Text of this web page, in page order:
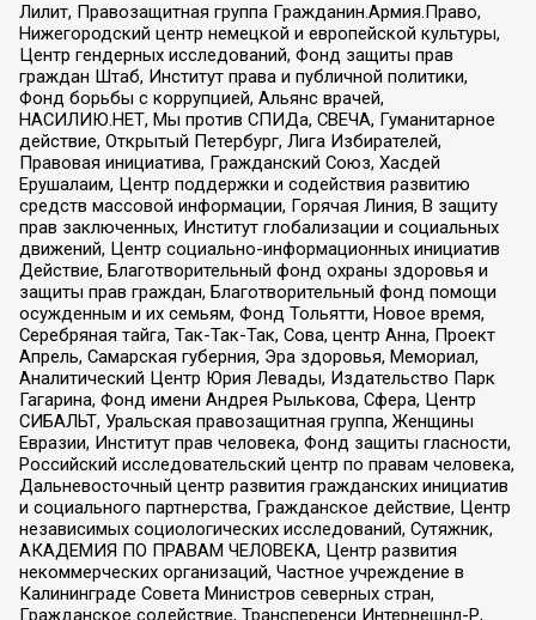
Лилит, Правозащитная группа Гражданин.Армия.Право,
Нижегородский центр немецкой и европейской культуры,
Центр гендерных исследований, Фонд защиты прав
граждан Штаб, Институт права и публичной политики,
Фонд борьбы с коррупцией, Альянс врачей,
НАСИЛИЮ.НЕТ, Мы против СПИДа, СВЕЧА, Гуманитарное
действие, Открытый Петербург, Лига Избирателей,
Правовая инициатива, Гражданский Союз, Хасдей
Ерушалаим, Центр поддержки и содействия развитию
средств массовой информации, Горячая Линия, В защиту
прав заключенных, Институт глобализации и социальных
движений, Центр социально-информационных инициатив
Действие, Благотворительный фонд охраны здоровья и
защиты прав граждан, Благотворительный фонд помощи
осужденным и их семьям, Фонд Тольятти, Новое время,
Серебряная тайга, Так-Так-Так, Сова, центр Анна, Проект
Апрель, Самарская губерния, Эра здоровья, Мемориал,
Аналитический Центр Юрия Левады, Издательство Парк
Гагарина, Фонд имени Андрея Рылькова, Сфера, Центр
СИБАЛЬТ, Уральская правозащитная группа, Женщины
Евразии, Институт прав человека, Фонд защиты гласности,
Российский исследовательский центр по правам человека,
Дальневосточный центр развития гражданских инициатив
и социального партнерства, Гражданское действие, Центр
независимых социологических исследований, Сутяжник,
АКАДЕМИЯ ПО ПРАВАМ ЧЕЛОВЕКА, Центр развития
некоммерческих организаций, Частное учреждение в
Калининграде Совета Министров северных стран,